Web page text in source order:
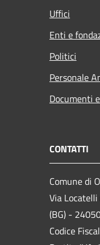
Uffici
Enti e
Politici
Personale
Documenti
CONTATTI
Comune di
Via
(BG) -
Codice